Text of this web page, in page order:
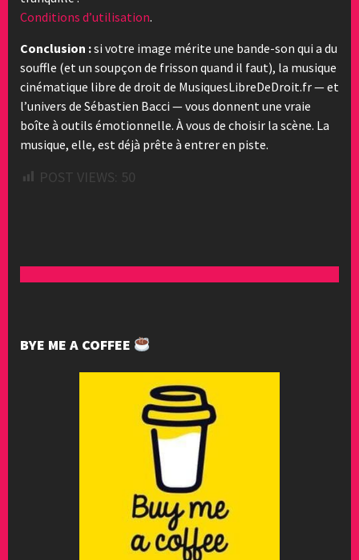
Conditions d’utilisation.
Conclusion :si votre image mérite une bande-son qui a du
souffle (et un soupçon de frisson quand il faut), la musique
cinématique libre de droit de MusiquesLibreDeDroit.fr — et
l’univers de Sébastien Bacci — vous donnent une vraie
boîte à outils émotionnelle. À vous de choisir la scène. La
musique, elle, est déjà prête à entrer en piste.
POST VIEWS: 50
BYE ME A COFFEE